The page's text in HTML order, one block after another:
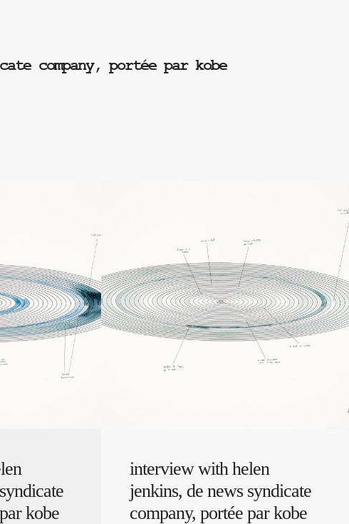
company, portée par kobe
kobe
interview with helen
jenkins, de news syndicate
company, portée par kobe